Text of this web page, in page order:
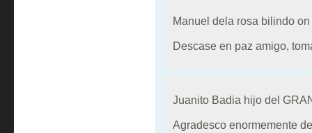
Manuel dela rosa bilindo on
Descase en paz amigo,
Juanito Badia hijo del
Agradesco enormemente